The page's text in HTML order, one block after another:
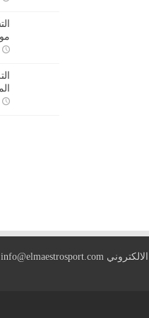
info@elmaestrosport.com